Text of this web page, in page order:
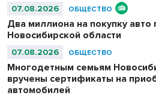
07.08.2026 ОБЩЕСТВО
Два миллиона на покупку авто
Новосибирской области
07.08.2026 ОБЩЕСТВО
Многодетным семьям
вручены сертификаты на
автомобилей